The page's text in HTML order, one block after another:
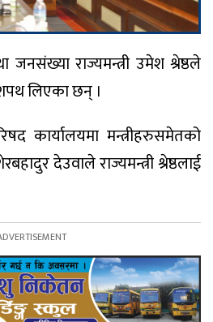
जनसंख्या राज्यमन्त्री उमेश श्रेष्ठले
लिएका छन् ।
कार्यालयमा मन्त्रीहरुसमेतको
देउवाले राज्यमन्त्री श्रेष्ठलाई